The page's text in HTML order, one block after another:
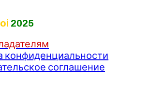
2025
конфиденциальности
соглашение